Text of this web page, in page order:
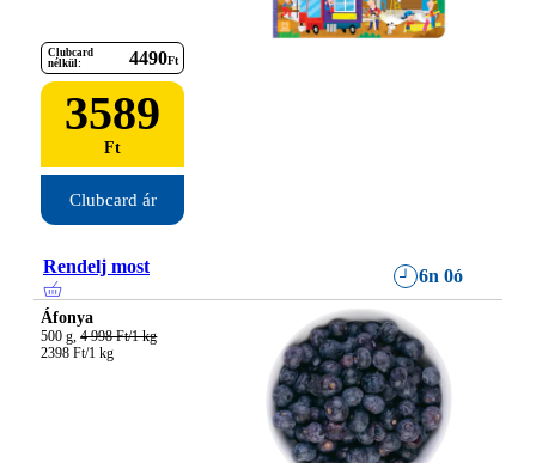
Clubcard
nélkül:
4490Ft
3589
Ft
Clubcard ár
Rendelj most 6n 0ó
Áfonya
500 g, 4 998 Ft/1 kg
2398 Ft/1 kg